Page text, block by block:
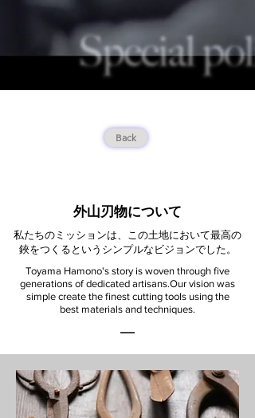
Back
外山刃物について
私たちのミッションは、この土地において最高の
鋏をつくるというシンプルなビジョンでした。
Toyama Hamono's story is woven through five
generations of dedicated artisans.Our vision was
simple create the finest cutting tools using the
best materials and techniques.